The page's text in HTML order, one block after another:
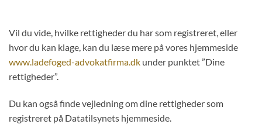
Vil du vide, hvilke rettigheder du har som registreret, eller
hvor du kan klage, kan du læse mere på vores hjemmeside
www.ladefoged-advokatfirma.dk under punktet ”Dine
rettigheder”.
Du kan også finde vejledning om dine rettigheder som
registreret på Datatilsynets hjemmeside.